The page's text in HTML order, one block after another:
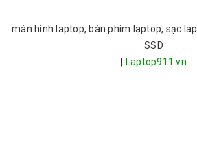
màn hình laptop, bàn phím laptop, sạc
SSD
Laptop911.vn